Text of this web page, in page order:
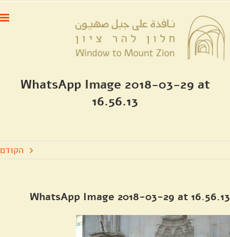
דלג
לתוכן
WhatsApp Image 2018-03-29 at
16.56.13
הקודם
WhatsApp Image 2018-03-29 at 16.56.13